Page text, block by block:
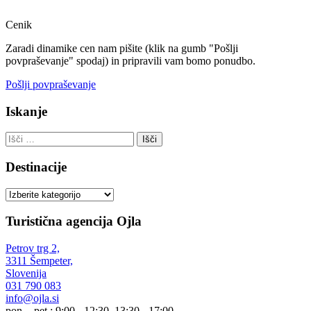
Cenik
Zaradi dinamike cen nam pišite (klik na gumb "Pošlji
povpraševanje" spodaj) in pripravili vam bomo ponudbo.
Pošlji povpraševanje
Iskanje
Išči:
Destinacije
Destinacije
Turistična agencija Ojla
Petrov trg 2,
3311 Šempeter,
Slovenija
031 790 083
info@ojla.si